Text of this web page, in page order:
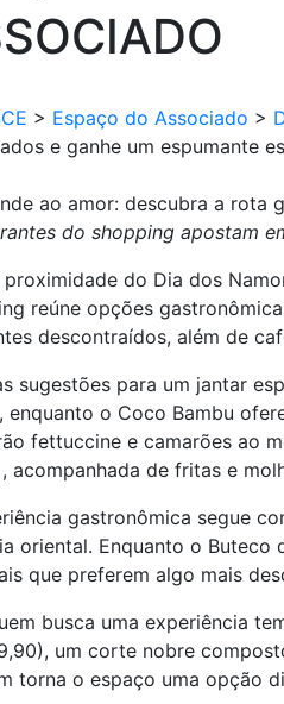
> Espaço do Associado >
e ganhe um espumante
ao amor: descubra a rota
do shopping apostam
proximidade do Dia dos
reúne opções
descontraídos, além de
sugestões para um jantar
enquanto o Coco Bambu
fettuccine e camarões ao
acompanhada de fritas e
gastronômica segue
oriental. Enquanto o Buteco
que preferem algo mais
busca uma experiência
um corte nobre
torna o espaço uma opção